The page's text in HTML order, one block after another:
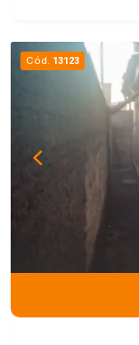
Cód. 13123